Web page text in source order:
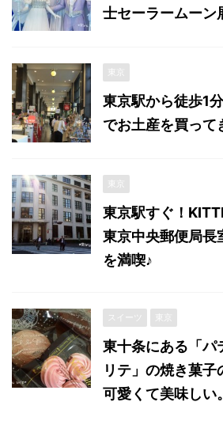
士セーラームーン
東京
東京駅から徒歩1
でお土産を買って
東京
東京駅すぐ！
東京中央郵便局長
を満喫♪
スイーツ 東京
東十条にある「パ
リテ」の焼き菓
可愛くて美味しい。